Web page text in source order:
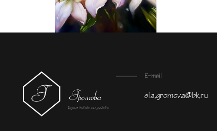
Здесь живет искусство
E-mail
ela.gromova@bk.ru